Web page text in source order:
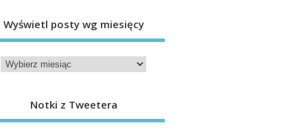
Wyświetl posty wg miesięcy
Notki z Tweetera